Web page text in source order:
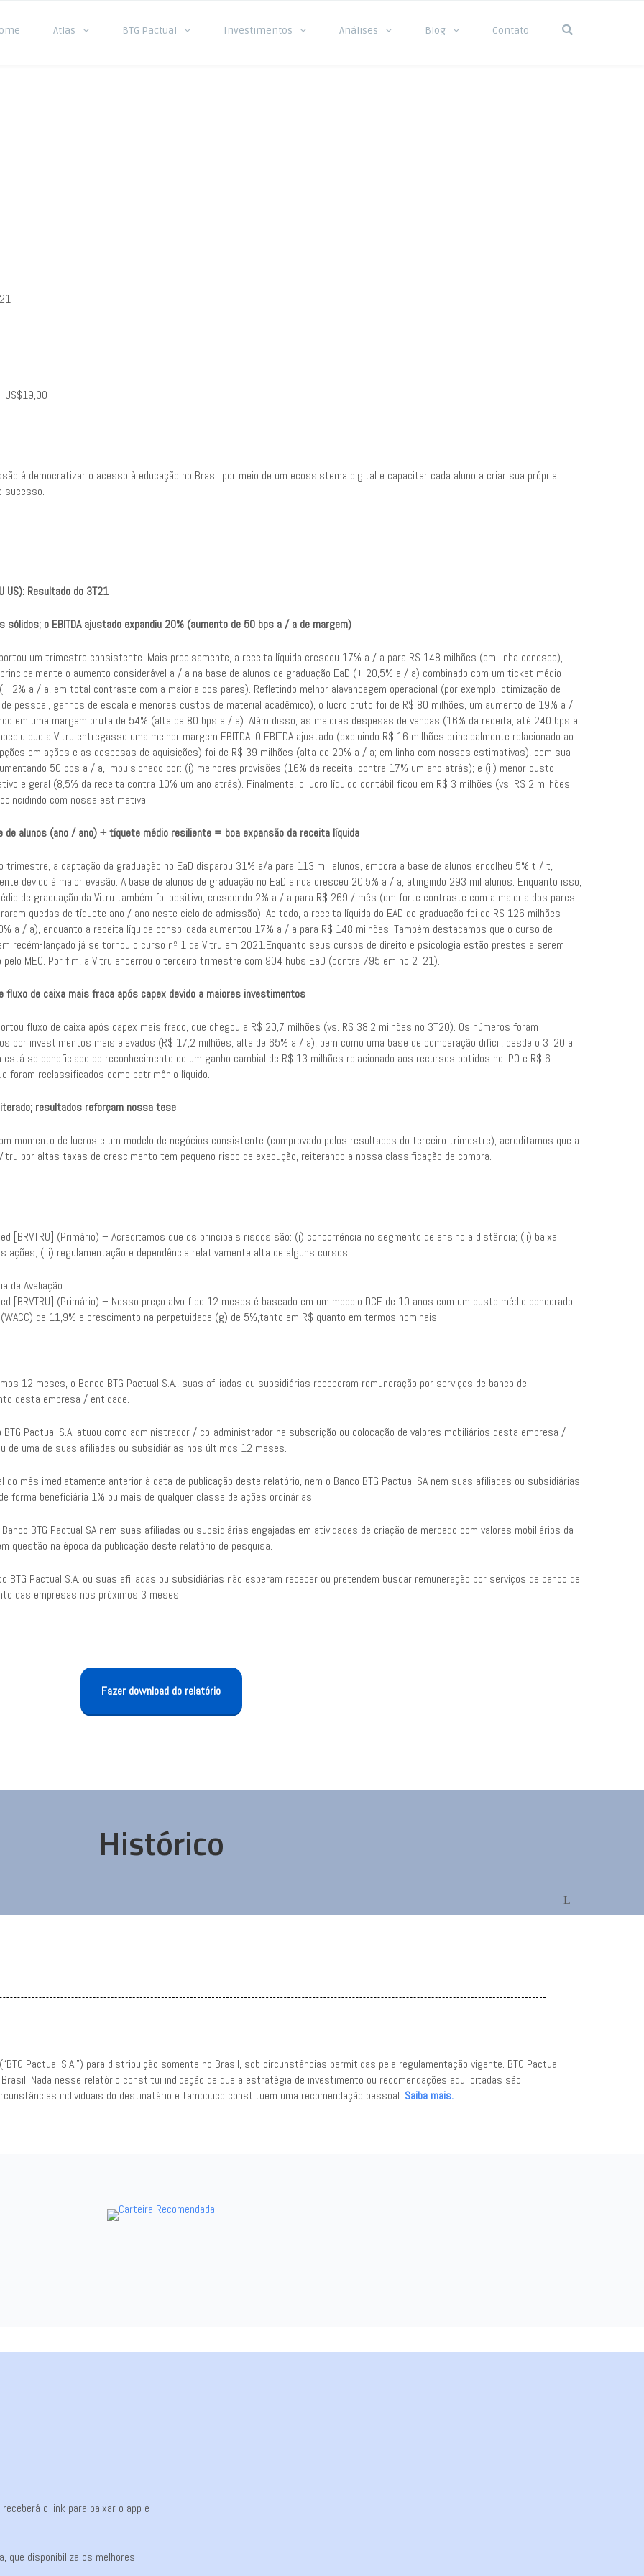
Atlas BTG Pactual Investimentos Análises Blog Contato
US$19,00
é democratizar o acesso à educação no Brasil por meio de um ecossistema digital e capacitar cada aluno a criar sua própria
sucesso.
US): Resultado do 3T21
sólidos; o EBITDA ajustado expandiu 20% (aumento de 50 bps a / a de margem)
um trimestre consistente. Mais precisamente, a receita líquida cresceu 17% a / a para R$ 148 milhões (em linha conosco),
o aumento considerável a / a na base de alunos de graduação EaD (+ 20,5% a / a) combinado com um ticket médio
2% a / a, em total contraste com a maioria dos pares). Refletindo melhor alavancagem operacional (por exemplo, otimização de
pessoal, ganhos de escala e menores custos de material acadêmico), o lucro bruto foi de R$ 80 milhões, um aumento de 19% a /
em uma margem bruta de 54% (alta de 80 bps a / a). Além disso, as maiores despesas de vendas (16% da receita, até 240 bps a
que a Vitru entregasse uma melhor margem EBITDA. O EBITDA ajustado (excluindo R$ 16 milhões principalmente relacionado ao
em ações e as despesas de aquisições) foi de R$ 39 milhões (alta de 20% a / a; em linha com nossas estimativas), com sua
50 bps a / a, impulsionado por: (i) melhores provisões (16% da receita, contra 17% um ano atrás); e (ii) menor custo
e geral (8,5% da receita contra 10% um ano atrás). Finalmente, o lucro líquido contábil ficou em R$ 3 milhões (vs. R$ 2 milhões
com nossa estimativa.
de alunos (ano / ano) + tíquete médio resiliente = boa expansão da receita líquida
trimestre, a captação da graduação no EaD disparou 31% a/a para 113 mil alunos, embora a base de alunos encolheu 5% t / t,
devido à maior evasão. A base de alunos de graduação no EaD ainda cresceu 20,5% a / a, atingindo 293 mil alunos. Enquanto isso,
de graduação da Vitru também foi positivo, crescendo 2% a / a para R$ 269 / mês (em forte contraste com a maioria dos pares,
quedas de tíquete ano / ano neste ciclo de admissão). Ao todo, a receita líquida do EAD de graduação foi de R$ 126 milhões
a / a), enquanto a receita líquida consolidada aumentou 17% a / a para R$ 148 milhões. Também destacamos que o curso de
recém-lançado já se tornou o curso nº 1 da Vitru em 2021.Enquanto seus cursos de direito e psicologia estão prestes a serem
pelo MEC. Por fim, a Vitru encerrou o terceiro trimestre com 904 hubs EaD (contra 795 em no 2T21).
fluxo de caixa mais fraca após capex devido a maiores investimentos
fluxo de caixa após capex mais fraco, que chegou a R$ 20,7 milhões (vs. R$ 38,2 milhões no 3T20). Os números foram
por investimentos mais elevados (R$ 17,2 milhões, alta de 65% a / a), bem como uma base de comparação difícil, desde o 3T20 a
está se beneficiado do reconhecimento de um ganho cambial de R$ 13 milhões relacionado aos recursos obtidos no IPO e R$ 6
foram reclassificados como patrimônio líquido.
resultados reforçam nossa tese
momento de lucros e um modelo de negócios consistente (comprovado pelos resultados do terceiro trimestre), acreditamos que a
por altas taxas de crescimento tem pequeno risco de execução, reiterando a nossa classificação de compra.
[BRVTRU] (Primário) – Acreditamos que os principais riscos são: (i) concorrência no segmento de ensino a distância; (ii) baixa
ações; (iii) regulamentação e dependência relativamente alta de alguns cursos.
de Avaliação
[BRVTRU] (Primário) – Nosso preço alvo f de 12 meses é baseado em um modelo DCF de 10 anos com um custo médio ponderado
de 11,9% e crescimento na perpetuidade (g) de 5%,tanto em R$ quanto em termos nominais.
12 meses, o Banco BTG Pactual S.A., suas afiliadas ou subsidiárias receberam remuneração por serviços de banco de
desta empresa / entidade.
BTG Pactual S.A. atuou como administrador / co-administrador na subscrição ou colocação de valores mobiliários desta empresa /
de uma de suas afiliadas ou subsidiárias nos últimos 12 meses.
do mês imediatamente anterior à data de publicação deste relatório, nem o Banco BTG Pactual SA nem suas afiliadas ou subsidiárias
forma beneficiária 1% ou mais de qualquer classe de ações ordinárias
BTG Pactual SA nem suas afiliadas ou subsidiárias engajadas em atividades de criação de mercado com valores mobiliários da
questão na época da publicação deste relatório de pesquisa.
BTG Pactual S.A. ou suas afiliadas ou subsidiárias não esperam receber ou pretendem buscar remuneração por serviços de banco de
das empresas nos próximos 3 meses.
Fazer download do relatório
Histórico
Pactual S.A.”) para distribuição somente no Brasil, sob circunstâncias permitidas pela regulamentação vigente. BTG Pactual
Nada nesse relatório constitui indicação de que a estratégia de investimento ou recomendações aqui citadas são
individuais do destinatário e tampouco constituem uma recomendação pessoal. Saiba mais.
o link para baixar o app e
que disponibiliza os melhores